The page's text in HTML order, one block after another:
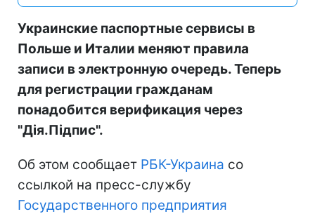
Украинские паспортные сервисы в
Польше и Италии меняют правила
записи в электронную очередь. Теперь
для регистрации гражданам
понадобится верификация через
"Дія.Підпис".
Об этом сообщает РБК-Украина со
ссылкой на пресс-службу
Государственного предприятия